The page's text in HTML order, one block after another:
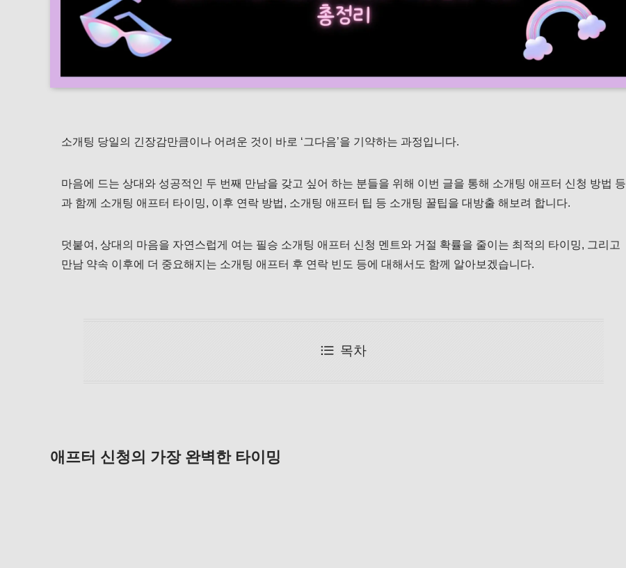
소개팅 당일의 긴장감만큼이나 어려운 것이 바로 ‘그다음’을 기약하는 과정입니다.
마음에 드는 상대와 성공적인 두 번째 만남을 갖고 싶어 하는 분들을 위해 이번 글을 통해 소개팅 애프터 신청 방법 등
과 함께 소개팅 애프터 타이밍, 이후 연락 방법, 소개팅 애프터 팁 등 소개팅 꿀팁을 대방출 해보려 합니다.
덧붙여, 상대의 마음을 자연스럽게 여는 필승 소개팅 애프터 신청 멘트와 거절 확률을 줄이는 최적의 타이밍, 그리고
만남 약속 이후에 더 중요해지는 소개팅 애프터 후 연락 빈도 등에 대해서도 함께 알아보겠습니다.
목차
애프터 신청의 가장 완벽한 타이밍